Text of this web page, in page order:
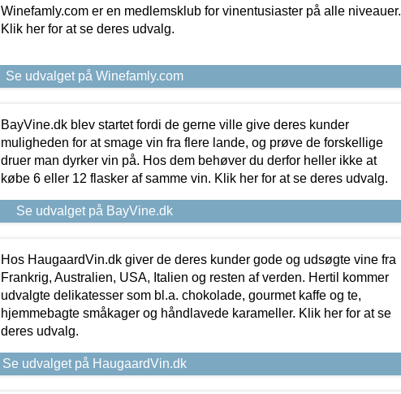
Winefamly.com er en medlemsklub for vinentusiaster på alle niveauer.
Klik her for at se deres udvalg.
Se udvalget på Winefamly.com
BayVine.dk blev startet fordi de gerne ville give deres kunder
muligheden for at smage vin fra flere lande, og prøve de forskellige
druer man dyrker vin på. Hos dem behøver du derfor heller ikke at
købe 6 eller 12 flasker af samme vin. Klik her for at se deres udvalg.
Se udvalget på BayVine.dk
Hos HaugaardVin.dk giver de deres kunder gode og udsøgte vine fra
Frankrig, Australien, USA, Italien og resten af verden. Hertil kommer
udvalgte delikatesser som bl.a. chokolade, gourmet kaffe og te,
hjemmebagte småkager og håndlavede karameller. Klik her for at se
deres udvalg.
Se udvalget på HaugaardVin.dk